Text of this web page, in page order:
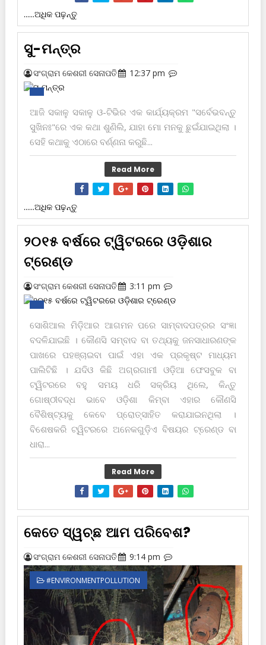
......ଅଧିକ ପଢ଼ନ୍ତୁ
ସୁ-ମନ୍ତ୍ର
ସଂଗ୍ରାମ କେଶରୀ ସେନାପତି 12:37 pm
ଆଜି ସକାଳୁ ସକାଳୁ ଓ-ଟିଭିର ଏକ କାର୍ଯ୍ୟକ୍ରମ "ସର୍ବେଭବନ୍ତୁ
ସୁଖିନଃ"ରେ ଏକ କଥା ଶୁଣିଲି, ଯାହା ମୋ ମନ‌କୁ ଛୁଇଁଯାଇଥିଲା ।
ସେହି କଥାକୁ ଏଠାରେ ବର୍ଣ୍ଣନା କରୁଛି...
Read More
......ଅଧିକ ପଢ଼ନ୍ତୁ
୨୦୧୫ ବର୍ଷରେ ଟ୍ୱିଟରରେ ଓଡ଼ିଶାର
ଟ୍ରେଣ୍ଡ
ସଂଗ୍ରାମ କେଶରୀ ସେନାପତି 3:11 pm
ସୋଶିଆଲ ମିଡ଼ିଆର ଆଗମନ ପରେ ସାମ୍ବାଦପତ୍ରର ସଂଜ୍ଞା
ବଦଳିଯାଇଛି । କୌଣସି ସମ୍ବାଦ ବା ତ‌ଥ୍ୟକୁ ଜନସାଧାରଣଙ୍କ
ପାଖରେ ପ‌ହ‌ଞ୍ଚାଇବା ପାଇଁ ଏହା ଏକ ପ୍ରକୃଷ୍ଟ ମାଧ୍ୟମ
ପାଲିଟିଛି । ଯଦିଓ କିଛି ଅଗ୍ରଗାମୀ ଓଡ଼ିଆ ଫେସବୁକ ବା
ଟ୍ୱିଟରରେ ବ‌ହୁ ସମୟ ଧରି ସକ୍ରିୟ ଥିଲେ, କିନ୍ତୁ
ଗୋଷ୍ଠୀବଦ୍ଧ ଭାବେ ଓଡ଼ିଶା କିମ୍ବା ଏହାର କୌଣସି
ବୈଶିଷ୍ଟ୍ୟକୁ କେବେ ପ୍ରୋତ୍ସାହିତ କରାଯାଇନଥିଲା ।
ବିଶେଷକରି ଟ୍ୱିଟରରେ ଅନେକଗୁଡ଼ିଏ ବିଷୟର ଟ୍ରେଣ୍ଡ ବା
ଧାରା...
Read More
କେତେ ସ୍ୱଚ୍ଛ ଆମ ପରିବେଶ?
ସଂଗ୍ରାମ କେଶରୀ ସେନାପତି 9:14 pm
#ENVIRONMENTPOLLUTION